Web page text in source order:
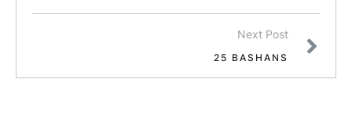
Next Post
25 BASHANS